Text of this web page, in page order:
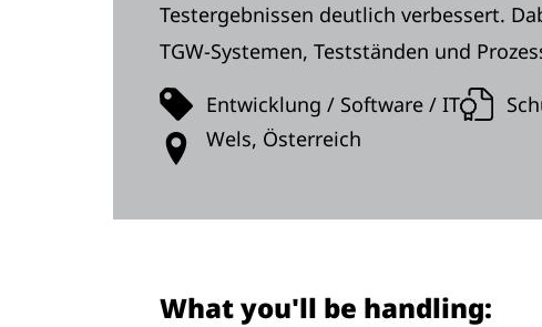
Testergebnissen deutlich verbessert.
TGW‑Systemen, Testständen und
Entwicklung / Software / IT
Wels, Österreich
What you'll be handling: